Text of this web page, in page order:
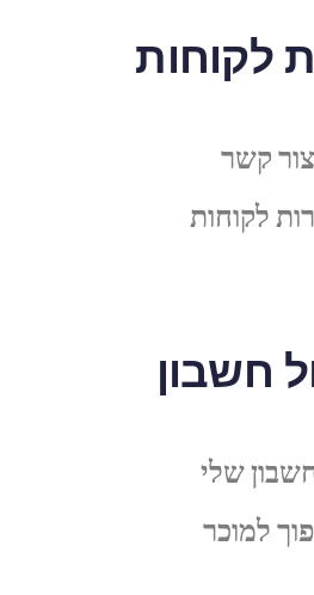
לקוחות
צור קשר
לקוחות
חשבון
שלי
למוכר